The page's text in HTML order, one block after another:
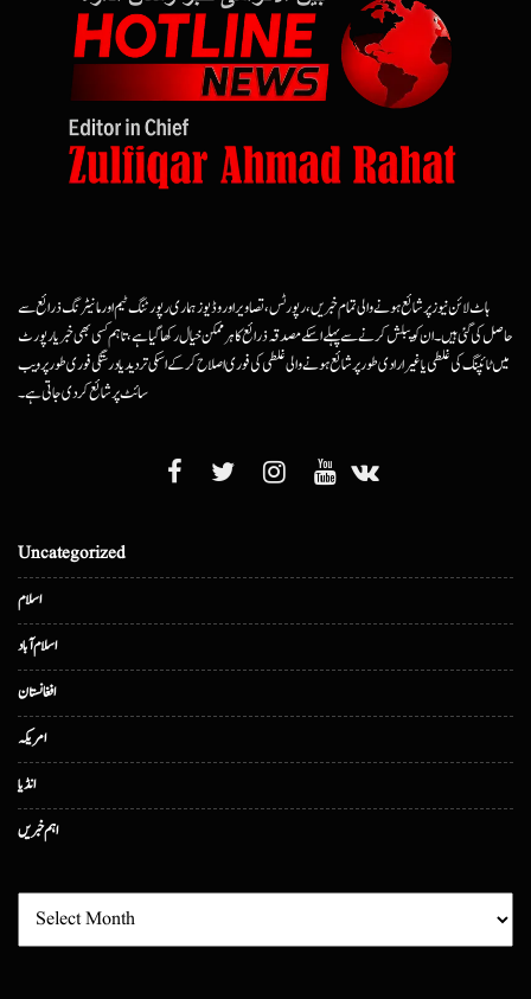
ہاٹ لائن نیوز پر شائع ہونے والی تمام خبریں، رپورٹس، تصاویر اور وڈیوز ہماری رپورٹنگ ٹیم اور مانیٹرنگ ذرائع سے
حاصل کی گئی ہیں۔ ان کو پبلش کرنے سے پہلے اسکے مصدقہ ذرائع کا ہرممکن خیال رکھا گیا ہے، تاہم کسی بھی خبر یا رپورٹ
میں ٹائپنگ کی غلطی یا غیرارادی طور پر شائع ہونے والی غلطی کی فوری اصلاح کرکے اسکی تردید یا درستگی فوری طور پر ویب
سائٹ پر شائع کردی جاتی ہے۔
Uncategorized
اسلام
اسلام آباد
افغانستان
امریکہ
انڈیا
اہم خبریں